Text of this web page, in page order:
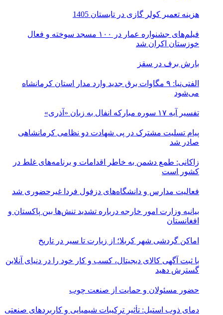
هزینه تعمیر کولر گازی در تابستان 1405
فیلم‌های جشنواره عمار در ۱۰۰ مسجد سوخته و فعال
خوزستان اکران شد
بارش برف در سقز
الفتی‌نیا: ۹ مگاوات برق جدید وارد مدار استان کرمانشاه
می‌شود
تفسیر آیه ۱۷ سوره مبارکه انفال به زبان «آذری»
پیام تسلیت مشترک در پی شهادت دو نظامی کرمانشاهی
صادر شد
زاکانی: طمع دشمن به خاطر اقدامات و برنامه‌های غلط در
کشور است
فعالیت مدارس و دانشگاه‌های دزفول فردا غیرحضوری شد
بیانیه وزارت امور خارجه درباره تشدید تنش‌ها بین پاکستان و
افغانستان
اماکن گردشی شهر کربلا؛ از زیارت تا سیر در تاریخ
با ثبت آگهی کالای دیجیتال، کسب و کار خود را در دنیای آنلاین
گسترش دهید
حضور مسئولان و حمایت از صنعت چوب
دمای ذوب استیل: تأثیر ترکیبات شیمیایی و کاربردهای صنعتی